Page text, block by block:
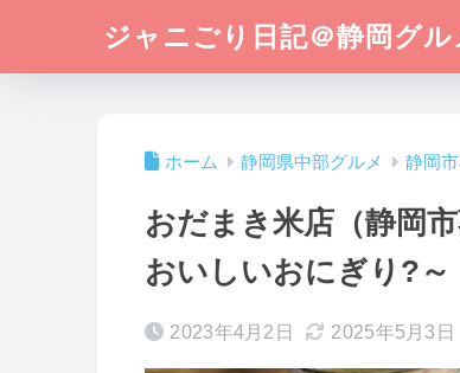
ジャニごり日記＠静岡グ
ホーム 静岡県中部グルメ 静岡
おだまき米店（静岡
おいしいおにぎり?～
2023年4月2日 2025年5月3日